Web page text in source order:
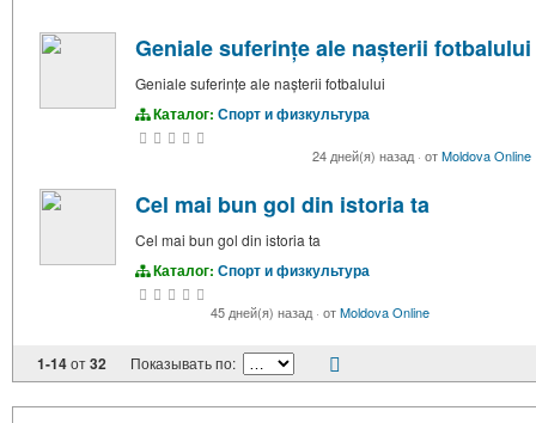
Geniale suferințe ale nașterii fotbalului
Geniale suferințe ale nașterii fotbalului
Каталог: Спорт и физкультура
24 дней(я) назад · отMoldova Online
Cel mai bun gol din istoria ta
Cel mai bun gol din istoria ta
Каталог: Спорт и физкультура
45 дней(я) назад · отMoldova Online
1-14от32 Показывать по: